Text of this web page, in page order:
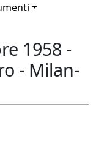
1958 -
- Milan-